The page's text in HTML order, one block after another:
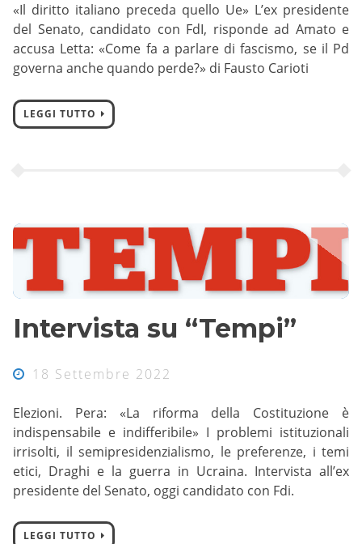
«Il diritto italiano preceda quello Ue» L’ex presidente
del Senato, candidato con FdI, risponde ad Amato e
accusa Letta: «Come fa a parlare di fascismo, se il Pd
governa anche quando perde?» di Fausto Carioti
LEGGI TUTTO
Intervista su “Tempi”
18 Settembre 2022
Elezioni. Pera: «La riforma della Costituzione è
indispensabile e indifferibile» I problemi istituzionali
irrisolti, il semipresidenzialismo, le preferenze, i temi
etici, Draghi e la guerra in Ucraina. Intervista all’ex
presidente del Senato, oggi candidato con Fdi.
LEGGI TUTTO